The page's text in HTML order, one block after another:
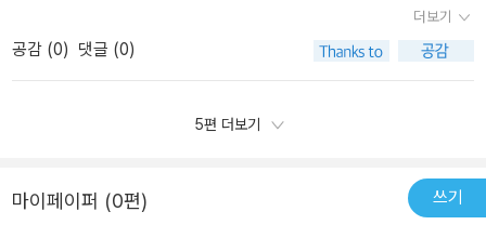
하는 데 문제가 있어서 그랬던 거 같다. 트랜스나 퀴어 하여간 성소수
자들이 읽으면 공감하고 잘 썼다고 할 수 있을 거 같다..
지저분하게 얽힌 설움과 질투와 거짓의 관계를 이끄는 것은 '규격
외'의 존재들이다. 사회적 여성성을 수행하는, 남성으로 '돌아온', 스스
로가 여성임을 의심치 않는, 제1성원이 아닌 여성들이다. 이 혼란하고
포기하지 않는 용기를 오롯이 그려낸 이야기라 할 수 있겠다. 그 과정
수도 있겠다. 그러나 참는다고 참아지면 그게 존재던가요. 어떤 삶은
존재만으로도 선을 넘지 않나요. 이 책을 읽는 독자가 리즈, 에임스,
의 모습은 선망의 대상이자 질투의 대상이다. 너무 오랜시간, 양성애
의 세상에서 그 가치관으로 살아온 대다수의 사람들에게는 이들이 처
한 상황과 감정을 모두 이해하기가 쉽지 않다. 나 역시 그랬다. 내가
비터스 #비채 #서평단 #도서협찬 < 비채 출판사에서 도서를 지원받
아 주관적으로 작성한 서평입니다> #추천도서 #책추천 #신간 #베스
위해 애쓴다기보다, 울지 않기 위해 웃는다. 그렇게 웃음 속에 숨겨진
분노가 조금씩 스며든다. 그 분노는 단순히 젠더나 성적 지향의 문제
가 아니다. 비정상이라 낙인찍는 시선, 제도 안에 들어오지 않으면 배
생존을 위한 후퇴. 하지만 그것은 패배가 아니다. 포기나 부정도 아니
다. 오히려, 그것은 다른 형태의 저항이다. 더 이상 ‘남들 보기에 그럴
두가 부서진 조각들인데, 그 조각들이 맞춰져 하나의 작은 세계를 만
든다.혈연이 아니라 선택으로 만들어진 가족.이 관계는 불완전하고
아슬아슬하다.그러나 그들의 삶은 어설픈 행복이라도 붙잡기 위해 멈
추지 않는다.말이 어긋나고 마음이 찢겨도 서로를 이해하려는 시도는
성성이란 누가 정의하는 걸까.생물학적 조건인가, 사회적 시선인가,
아니면 스스로의 정체성인가.이 소설은 날카롭게 이 질문을 파고든
더보기
공감 (0) 댓글 (0)
5편 더보기
마이페이퍼 (0편) 쓰기